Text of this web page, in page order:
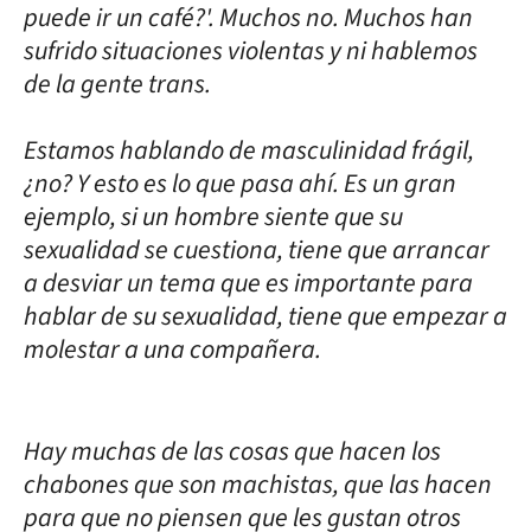
puede ir un café?'. Muchos no. Muchos han
sufrido situaciones violentas y ni hablemos
de la gente trans.
Estamos hablando de masculinidad frágil,
¿no? Y esto es lo que pasa ahí. Es un gran
ejemplo, si un hombre siente que su
sexualidad se cuestiona, tiene que arrancar
a desviar un tema que es importante para
hablar de su sexualidad, tiene que empezar a
molestar a una compañera.
Hay muchas de las cosas que hacen los
chabones que son machistas, que las hacen
para que no piensen que les gustan otros